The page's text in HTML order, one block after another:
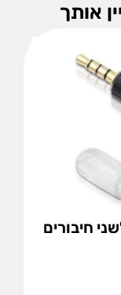
אותך
חיבורים